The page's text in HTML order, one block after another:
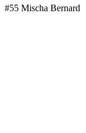
#55 Mischa Bernard